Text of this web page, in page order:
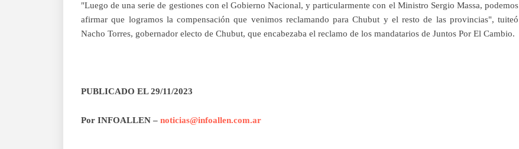
"Luego de una serie de gestiones con el Gobierno Nacional, y particularmente con el Ministro Sergio Massa, podemos
afirmar que logramos la compensación que venimos reclamando para Chubut y el resto de las provincias", tuiteó
Nacho Torres, gobernador electo de Chubut, que encabezaba el reclamo de los mandatarios de Juntos Por El Cambio.
PUBLICADO EL 29/11/2023
Por INFOALLEN – noticias@infoallen.com.ar